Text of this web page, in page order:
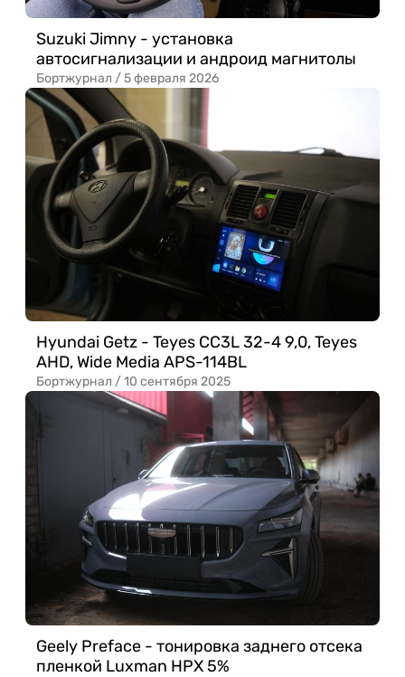
Suzuki Jimny - установка
автосигнализации и андроид магнитолы
Бортжурнал /5 февраля 2026
Hyundai Getz - Teyes CC3L 32-4 9,0, Teyes
AHD, Wide Media APS-114BL
Бортжурнал /10 сентября 2025
Geely Preface - тонировка заднего отсека
пленкой Luxman HPX 5%